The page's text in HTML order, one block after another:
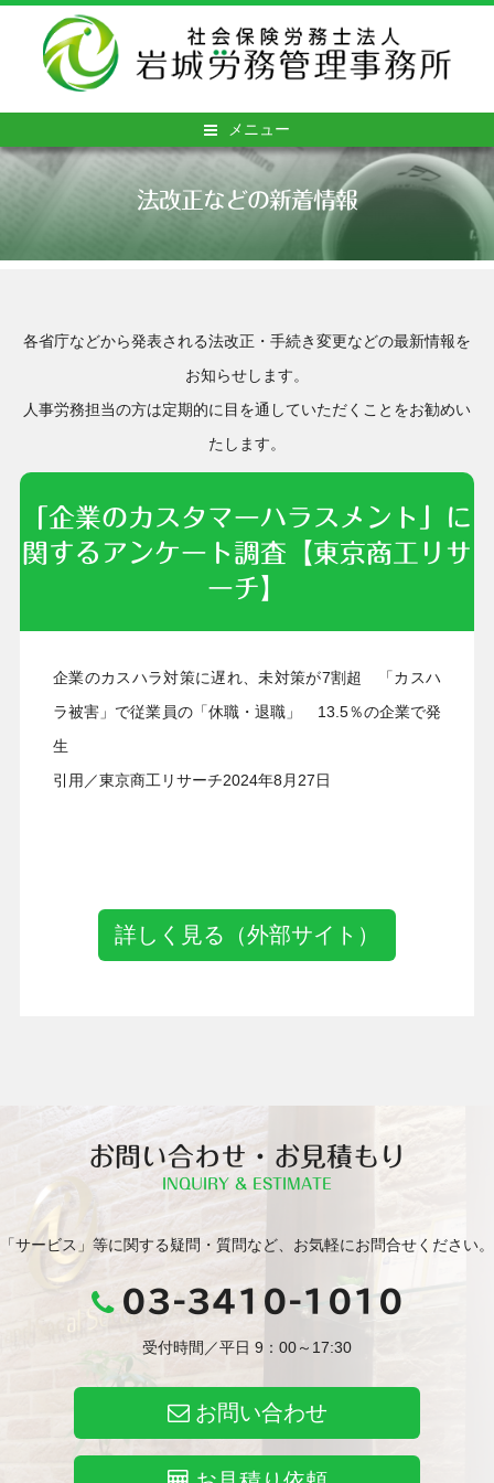
メニュー
法改正などの新着情報
各省庁などから発表される法改正・手続き変更などの最新情報を
お知らせします。
人事労務担当の方は定期的に目を通していただくことをお勧めい
たします。
「企業のカスタマーハラスメント」に
関するアンケート調査【東京商工リサ
ーチ】
企業のカスハラ対策に遅れ、未対策が7割超 「カスハ
ラ被害」で従業員の「休職・退職」 13.5％の企業で発
生
引用／東京商工リサーチ2024年8月27日
詳しく見る（外部サイト）
お問い合わせ・お見積もり
INQUIRY & ESTIMATE
「サービス」等に関する疑問・質問など、お気軽にお問合せください。
03-3410-1010
受付時間／平日 9：00～17:30
お問い合わせ